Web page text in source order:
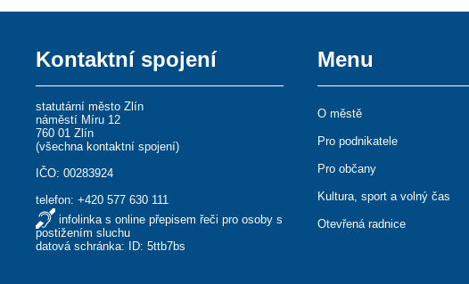
Kontaktní spojení
statutární město Zlín
náměstí Míru 12
760 01 Zlín
(všechna kontaktní spojení)
IČO: 00283924
telefon:+420 577 630 111
infolinka s online přepisem řeči pro osoby s
postižením sluchu
datová schránka: ID: 5ttb7bs
Menu
O městě
Pro podnikatele
Pro občany
Kultura, sport a volný čas
Otevřená radnice